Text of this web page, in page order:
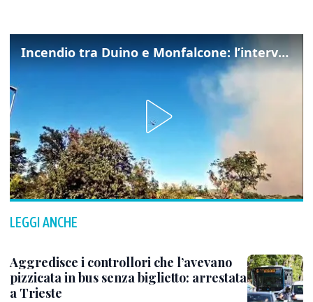
Incendio tra Duino e Monfalcone: l’intervento dei vigili del fuoco
LEGGI ANCHE
Aggredisce i controllori che l’avevano
pizzicata in bus senza biglietto: arrestata
a Trieste